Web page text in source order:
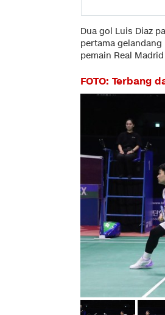
Dua gol Luis Diaz
pertama
pemain Real
FOTO: Terbang